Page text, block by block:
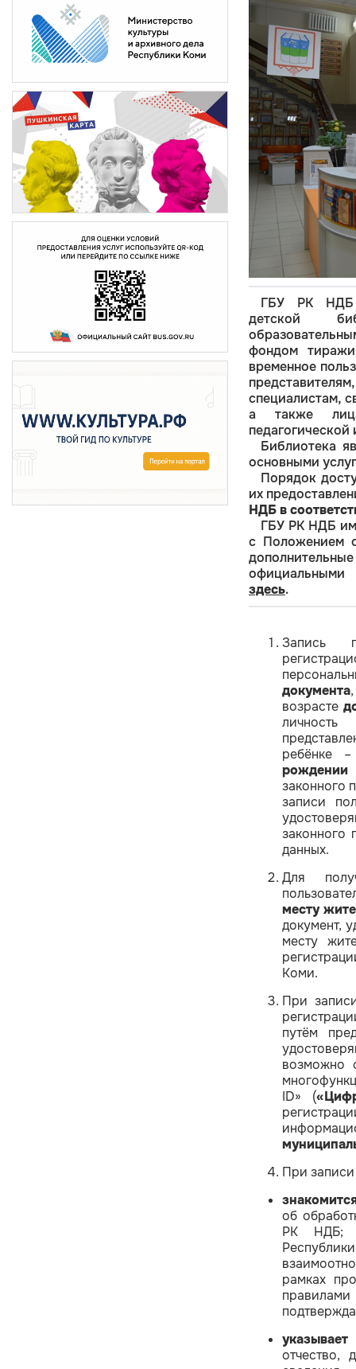
ГБУ РК НДБ
детской
фондом
временное
специалистам,
а также
Библиотека
основными
Порядок
их
НДБ в
ГБУ РК НДБ
с Положением
официальными
здесь.
Запись
документа
возрасте
ребёнке –
рождении
законного
записи
законного
данных.
Для
месту
документ,
месту
Коми.
При
путём
возможно
ID» (
При записи
об
РК НДБ;
рамках
указывает
отчество,